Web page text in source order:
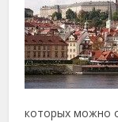
которых можно